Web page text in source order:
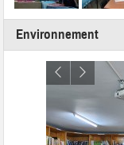
Environnement